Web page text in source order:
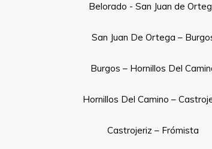
Belorado - San Juan de
San Juan De Ortega –
Burgos – Hornillos Del
Hornillos Del Camino –
Castrojeriz – Frómista